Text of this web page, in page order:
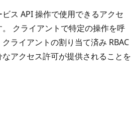
ス API 操作で使用できるアクセ
クライアントで特定の操作を呼
ライアントの割り当て済み RBAC
アクセス許可が提供されることを